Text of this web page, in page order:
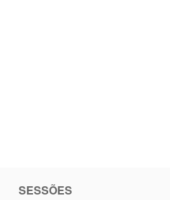
SESSÕES